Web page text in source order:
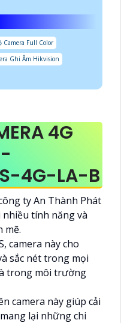
Camera Full Color
Ghi Âm Hikvision
4G
4G-LA-B
ty An Thành Phát
nhiều tính năng và
mẽ.
camera này cho
sắc nét trong mọi
trong môi trường
camera này giúp cải
lại những chi